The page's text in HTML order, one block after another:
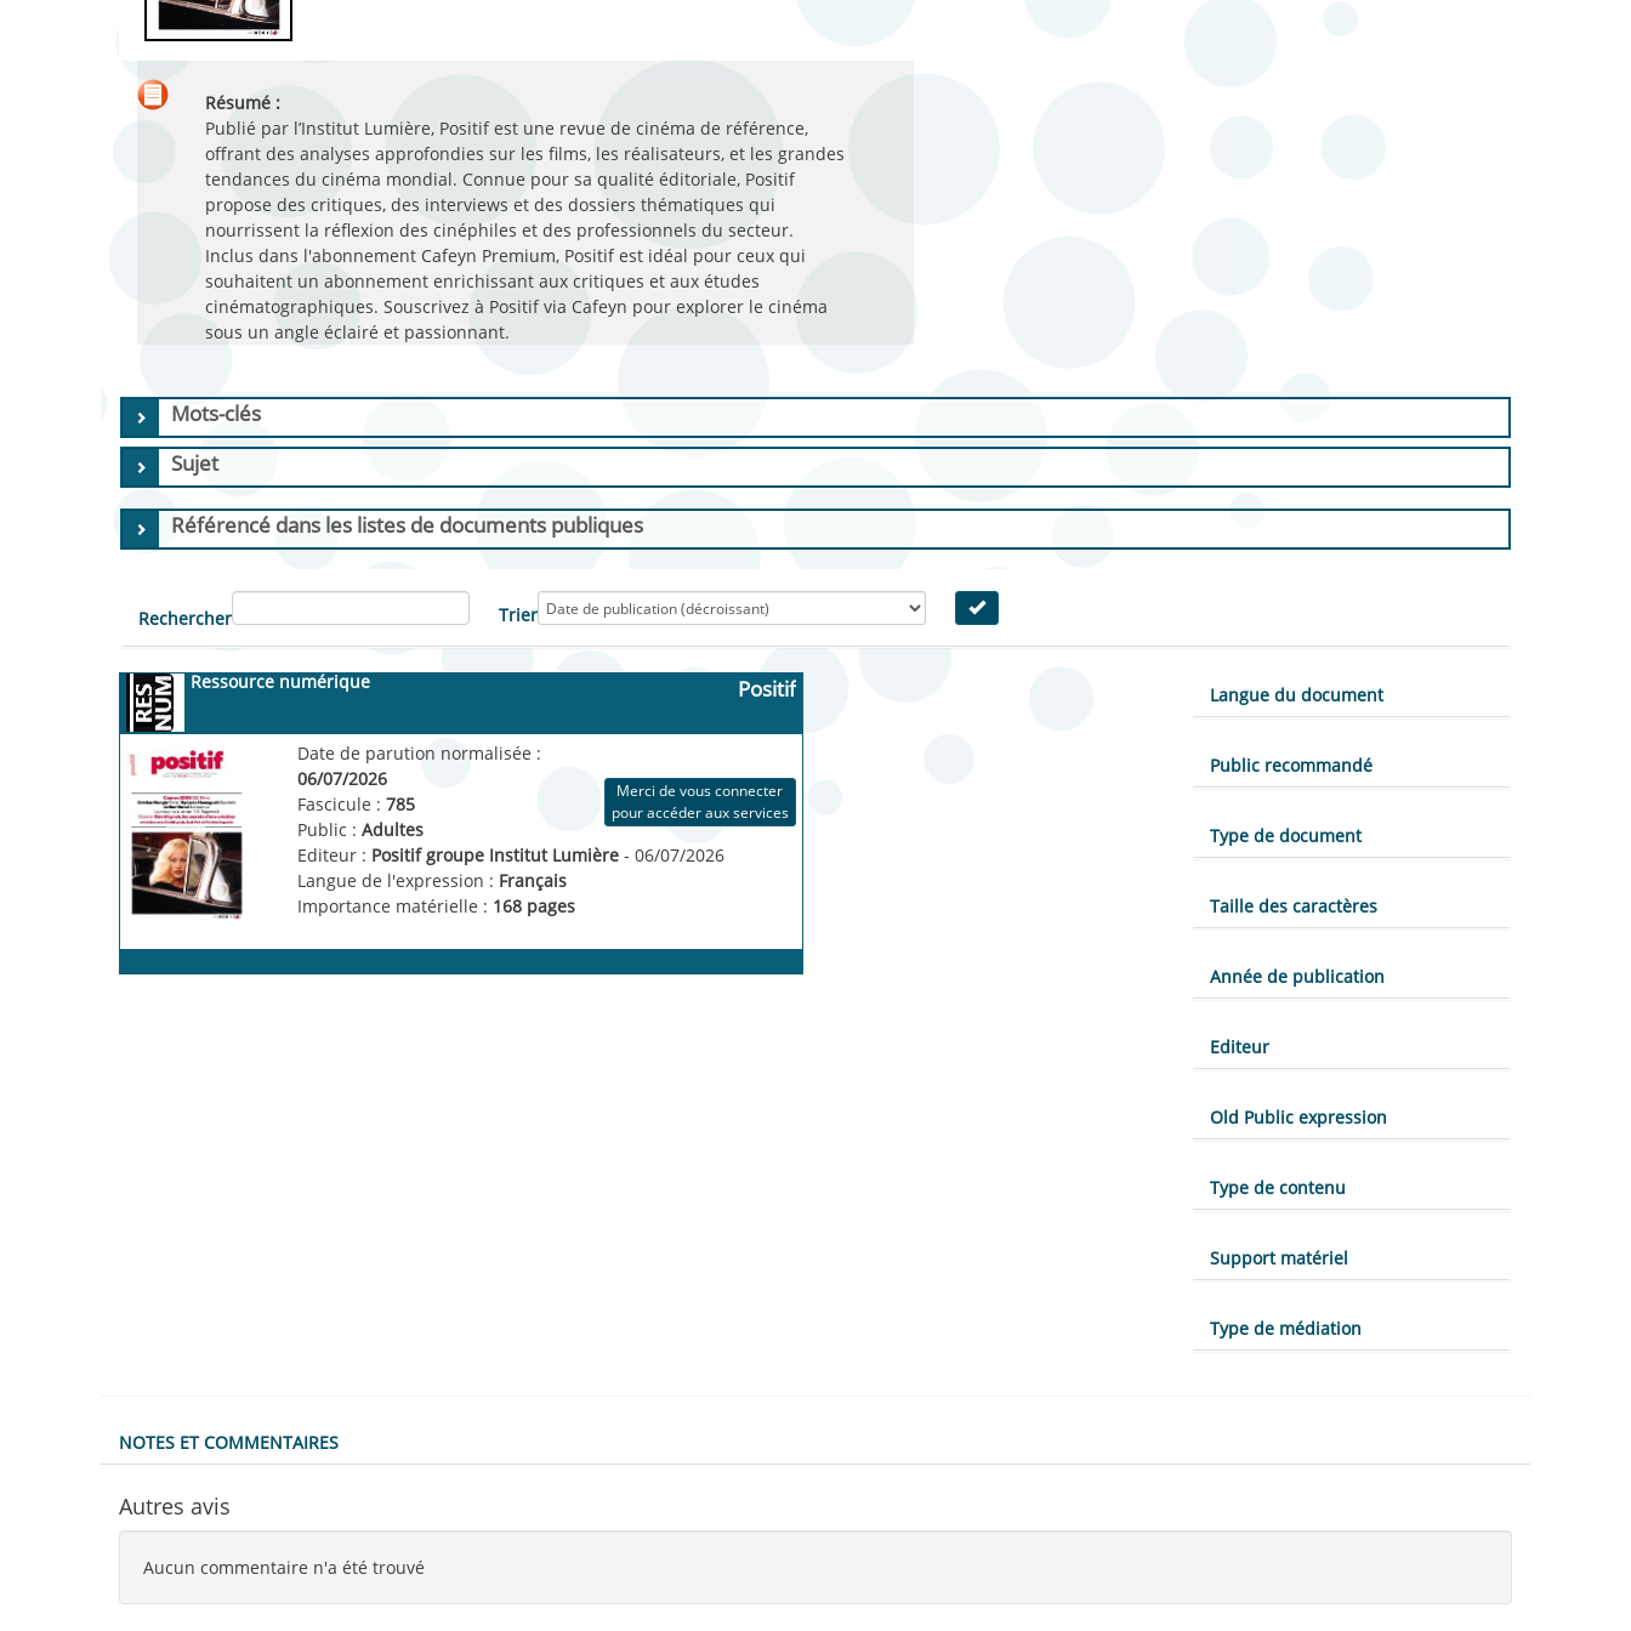
Résumé :
Publié par l’Institut Lumière, Positif est une revue de cinéma de référence,
offrant des analyses approfondies sur les films, les réalisateurs, et les grandes
tendances du cinéma mondial. Connue pour sa qualité éditoriale, Positif
propose des critiques, des interviews et des dossiers thématiques qui
nourrissent la réflexion des cinéphiles et des professionnels du secteur.
Inclus dans l'abonnement Cafeyn Premium, Positif est idéal pour ceux qui
souhaitent un abonnement enrichissant aux critiques et aux études
cinématographiques. Souscrivez à Positif via Cafeyn pour explorer le cinéma
sous un angle éclairé et passionnant.
Mots-clés
Sujet
Référencé dans les listes de documents publiques
Rechercher Trier
Ressource numérique Positif
Merci de vous connecter
pour accéder aux services
Date de parution normalisée :
06/07/2026
Fascicule : 785
Public : Adultes
Editeur : Positif groupe Institut Lumière - 06/07/2026
Langue de l'expression : Français
Importance matérielle : 168 pages
Langue du document
Public recommandé
Type de document
Taille des caractères
Année de publication
Editeur
Old Public expression
Type de contenu
Support matériel
Type de médiation
NOTES ET COMMENTAIRES
Autres avis
Aucun commentaire n'a été trouvé